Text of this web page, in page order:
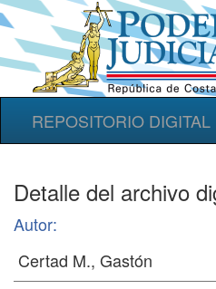
REPOSITORIO
Detalle del archivo
Autor: